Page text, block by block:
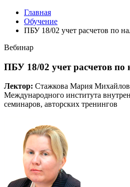
Главная
Обучение
ПБУ 18/02 учет расчетов по
Вебинар
ПБУ 18/02 учет расчетов
Лектор: Стажкова Мария
Международного института
семинаров, авторских тренингов